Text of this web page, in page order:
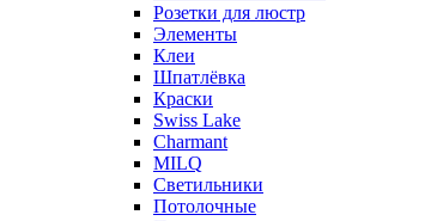
Розетки для люстр
Элементы
Клеи
Шпатлёвка
Краски
Swiss Lake
Charmant
MILQ
Светильники
Потолочные